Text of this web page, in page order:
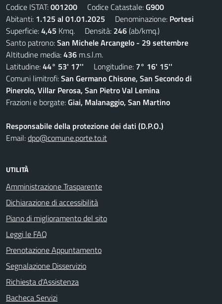
Codice ISTAT:001200 Codice Catastale:G900
Abitanti: 1.125 al 01.01.2025 Denominazione: Portesi
Superficie:4,45 Kmq. Densità: 246(ab/kmq.)
Santo patrono:San Michele Arcangelo - 29 settembre
Altitudine media:436 m.s.l.m.
Latitudine:44° 53' 17'' Longitudine: 7° 16' 15''
Comuni limitrofi:San Germano Chisone, San Secondo di
Pinerolo, Villar Perosa, San Pietro Val Lemina
Frazioni e borgate:Giai, Malanaggio, San Martino
Responsabile della protezione dei dati (D.P.O.)
Email:dpo@comune.porte.to.it
UTILITÀ
Amministrazione Trasparente
Dichiarazione di accessibilità
Piano di miglioramento del sito
Leggi le FAQ
Prenotazione Appuntamento
Segnalazione Disservizio
Richiesta d'Assistenza
Bacheca Servizi